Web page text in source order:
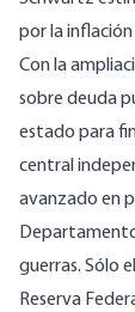
por la inflación
Con la
sobre deuda
estado para
central
avanzado en
guerras. Sólo
Reserva